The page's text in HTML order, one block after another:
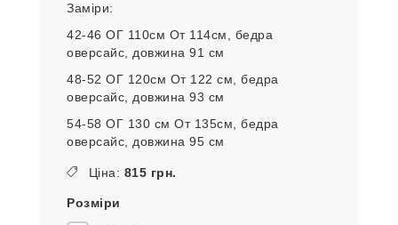
Заміри:
42-46 ОГ 110см От 114см, бедра
оверсайс, довжина 91 см
48-52 ОГ 120см От 122 см, бедра
оверсайс, довжина 93 см
54-58 ОГ 130 см От 135см, бедра
оверсайс, довжина 95 см
Ціна: 815 грн.
Розміри